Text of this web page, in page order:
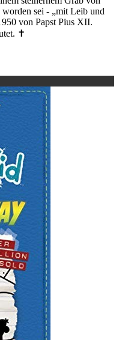
sei - „mit Leib und
von Papst Pius XII.
✝️